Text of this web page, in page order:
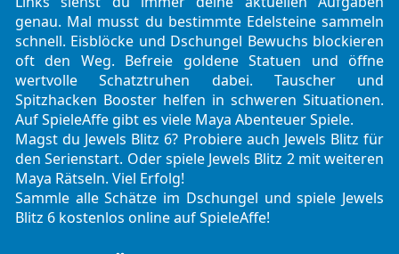
genau. Mal musst du bestimmte Edelsteine sammeln
schnell. Eisblöcke und Dschungel Bewuchs blockieren
oft den Weg. Befreie goldene Statuen und öffne
wertvolle Schatztruhen dabei. Tauscher und
Spitzhacken Booster helfen in schweren Situationen.
Auf SpieleAffe gibt es viele Maya Abenteuer Spiele.
Magst du Jewels Blitz 6? Probiere auch Jewels Blitz für
den Serienstart. Oder spiele Jewels Blitz 2mit weiteren
Maya Rätseln. Viel Erfolg!
Sammle alle Schätze im Dschungel und spiele Jewels
Blitz 6 kostenlos online auf SpieleAffe!